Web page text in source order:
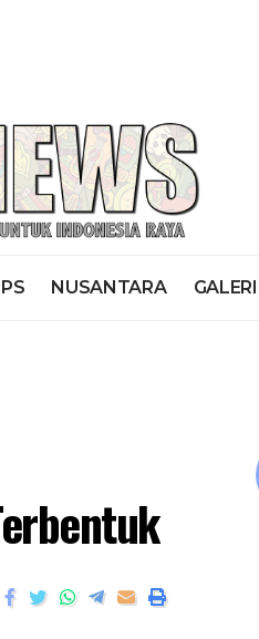
NUSANTARA GALERI